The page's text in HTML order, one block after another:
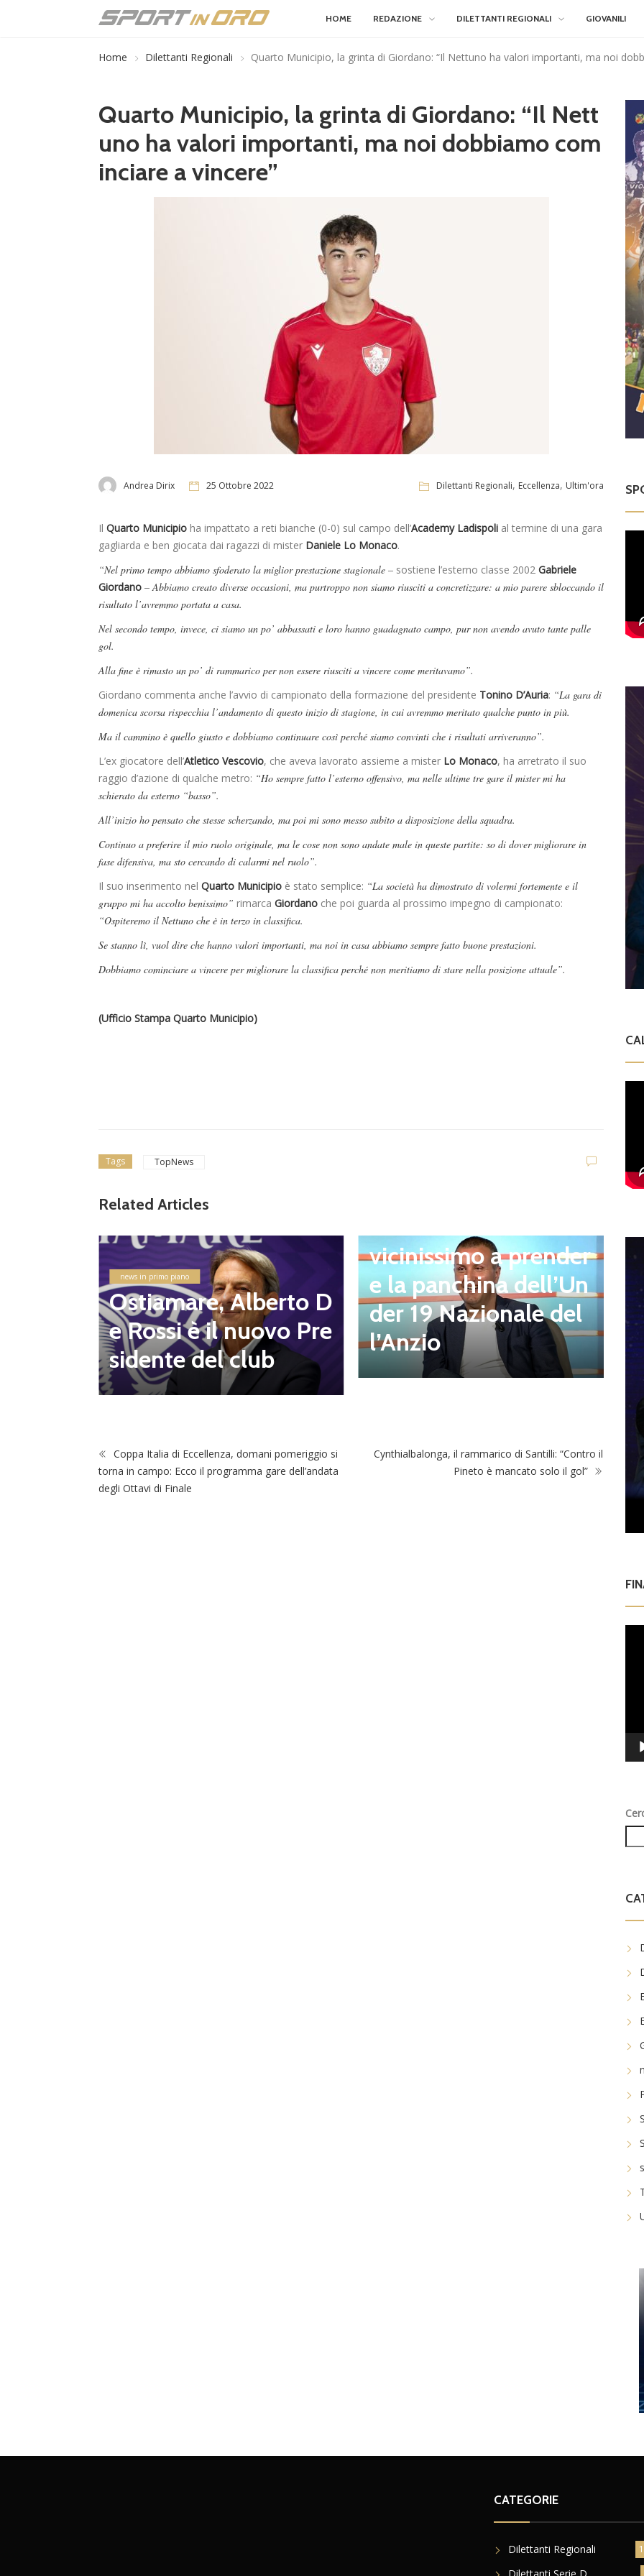
HOME REDAZIONE DILETTANTI REGIONALI GIOVANILI
Home Dilettanti Regionali Quarto Municipio, la grinta di Giordano: “Il Nettuno ha valori importanti, ma noi
Quarto Municipio, la grinta di Giordano: “Il Nett
uno ha valori importanti, ma noi dobbiamo com
inciare a vincere”
Andrea Dirix 25 Ottobre 2022 Dilettanti Regionali, Eccellenza, Ultim'ora
Il Quarto Municipio ha impattato a reti bianche (0-0) sul campo dell’Academy Ladispoli al termine di una gara
gagliarda e ben giocata dai ragazzi di mister Daniele Lo Monaco.
“Nel primo tempo abbiamo sfoderato la miglior prestazione stagionale – sostiene l’esterno classe 2002 Gabriele
Giordano – Abbiamo creato diverse occasioni, ma purtroppo non siamo riusciti a concretizzare: a mio parere sbloccando il
risultato l’avremmo portata a casa.
Nel secondo tempo, invece, ci siamo un po’ abbassati e loro hanno guadagnato campo, pur non avendo avuto tante palle
gol.
Alla fine è rimasto un po’ di rammarico per non essere riusciti a vincere come meritavamo”.
Giordano commenta anche l’avvio di campionato della formazione del presidente Tonino D’Auria: “La gara di
domenica scorsa rispecchia l’andamento di questo inizio di stagione, in cui avremmo meritato qualche punto in più.
Ma il cammino è quello giusto e dobbiamo continuare così perché siamo convinti che i risultati arriveranno”.
L’ex giocatore dell’Atletico Vescovio, che aveva lavorato assieme a mister Lo Monaco, ha arretrato il suo
raggio d’azione di qualche metro: “Ho sempre fatto l’esterno offensivo, ma nelle ultime tre gare il mister mi ha
schierato da esterno “basso”.
All’inizio ho pensato che stesse scherzando, ma poi mi sono messo subito a disposizione della squadra.
Continuo a preferire il mio ruolo originale, ma le cose non sono andate male in queste partite: so di dover migliorare in
fase difensiva, ma sto cercando di calarmi nel ruolo”.
Il suo inserimento nel Quarto Municipio è stato semplice: “La società ha dimostrato di volermi fortemente e il
gruppo mi ha accolto benissimo” rimarca Giordano che poi guarda al prossimo impegno di campionato:
“Ospiteremo il Nettuno che è in terzo in classifica.
Se stanno lì, vuol dire che hanno valori importanti, ma noi in casa abbiamo sempre fatto buone prestazioni.
Dobbiamo cominciare a vincere per migliorare la classifica perché non meritiamo di stare nella posizione attuale”.
(Ufficio Stampa Quarto Municipio)
Tags TopNews
Related Articles
news in primo piano
Ostiamare, Alberto D
e Rossi è il nuovo Pre
sidente del club
vicinissimo a prender
e la panchina dell’Un
der 19 Nazionale del
l’Anzio
Coppa Italia di Eccellenza, domani pomeriggio si
torna in campo: Ecco il programma gare dell’andata
degli Ottavi di Finale
Cynthialbalonga, il rammarico di Santilli: “Contro il
Pineto è mancato solo il gol”
CATEGORIE
Dilettanti Regionali